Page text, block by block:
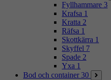
Fyllhammare 3
Krafsa 1
Kratta 2
Räfsa 1
Skottkärra 1
Skyffel 7
Spade 2
Yxa 1
Bod och container 30